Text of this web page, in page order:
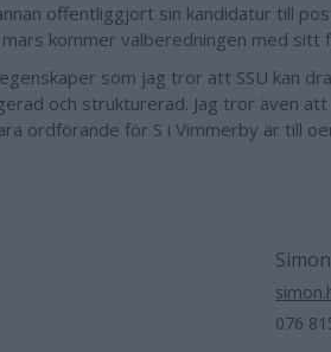
offentliggjort sin kandidatur till
kommer valberedningen med sitt
som jag tror att SSU kan
och strukturerad. Jag tror även
ordförande för S i Vimmerby är till
076